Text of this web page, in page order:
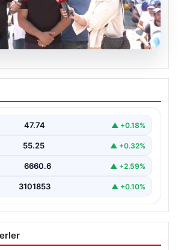
işçileri, oturma
ediyor: ‘Biz bu
İşçileri Oturma Eylemine
47.74 ▲ +0.18%
55.25 ▲ +0.32%
6660.6 ▲ +2.59%
3101853 ▲ +0.10%